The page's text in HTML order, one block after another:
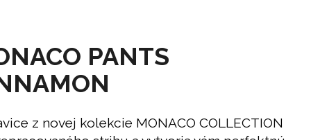
PANTS
z novej kolekcie MONACO COLLECTION